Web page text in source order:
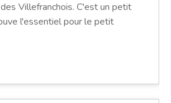
Villefranchois. C'est un petit
l'essentiel pour le petit